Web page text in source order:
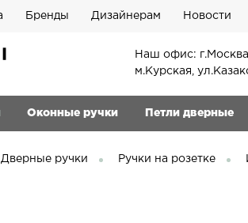
Бренды Дизайнерам Новости
Наш офис: г.Москва
м.Курская,
Оконные ручки Петли дверные
Дверные ручки Ручки на розетке